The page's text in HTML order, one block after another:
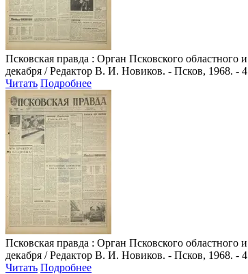
Псковская правда : Орган Псковского областного
декабря / Редактор В. И. Новиков. - Псков, 1968. -
Читать Подробнее
Псковская правда : Орган Псковского областного
декабря / Редактор В. И. Новиков. - Псков, 1968. -
Читать Подробнее